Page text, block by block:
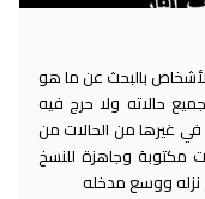
بالبحث عن ما هو
حالاته ولا حرج فيه
غيرها من الحالات من
مكتوبة وجاهزة للنسخ
نزله ووسع مدخله